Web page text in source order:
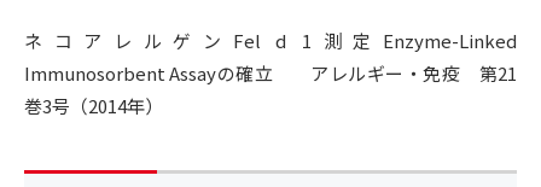
ネコアレルゲンFel d 1測定Enzyme-Linked
Immunosorbent Assayの確立 アレルギー・免疫 第21
巻3号（2014年）